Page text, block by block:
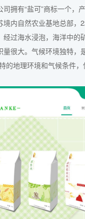
拥有“盐可”商标一个
内自然农业基地总部
过海水浸泡，海洋中
很大。气候环境独特
的地理环境和气候条件